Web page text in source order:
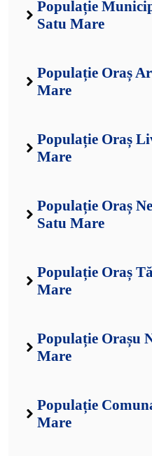
Populație
Satu Mare
Populație Oraș
Mare
Populație Oraș
Mare
Populație Oraș
Satu Mare
Populație Oraș
Mare
Populație Orașu
Mare
Populație
Mare